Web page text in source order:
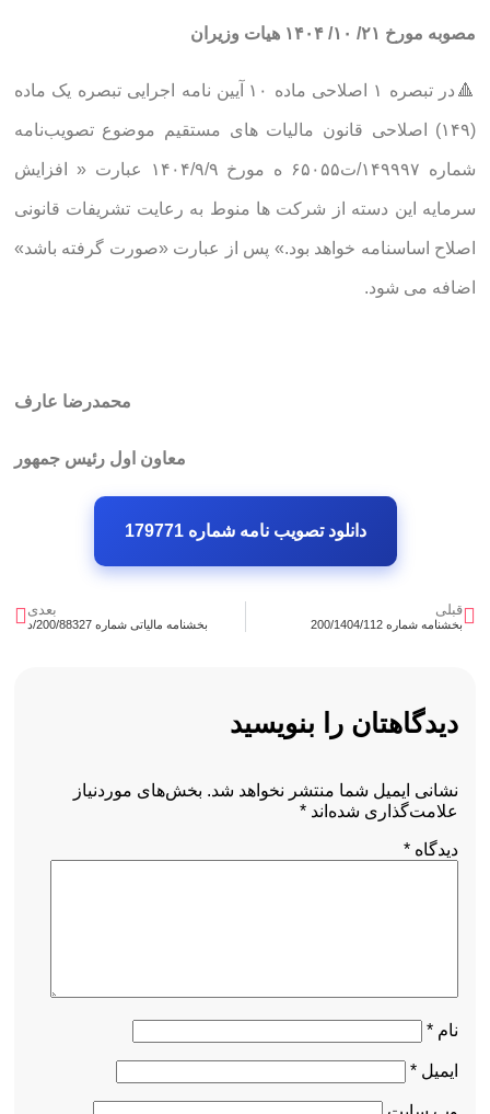
مصوبه مورخ ۲۱/ ۱۰/ ۱۴۰۴ هیات وزیران
🔺در تبصره ۱ اصلاحی ماده ۱۰ آیین نامه اجرایی تبصره یک ماده
(۱۴۹) اصلاحی قانون مالیات های مستقیم موضوع تصویب‌نامه
شماره ۱۴۹۹۹۷/ت۶۵۰۵۵ ه مورخ ۱۴۰۴/۹/۹ عبارت « افزایش
سرمایه این دسته از شرکت ها منوط به رعایت تشریفات قانونی
اصلاح اساسنامه خواهد بود.» پس از عبارت «صورت گرفته باشد»
اضافه می شود.
محمدرضا عارف
معاون اول رئیس جمهور
دانلود تصویب نامه شماره 179771
قبلی
بخشنامه شماره 200/1404/112
بعدی
بخشنامه مالیاتی شماره 200/88327/د
دیدگاهتان را بنویسید
نشانی ایمیل شما منتشر نخواهد شد. بخش‌های موردنیاز
علامت‌گذاری شده‌اند *
دیدگاه *
نام *
ایمیل *